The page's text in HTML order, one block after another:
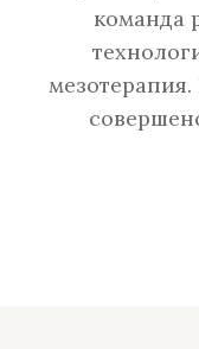
команда